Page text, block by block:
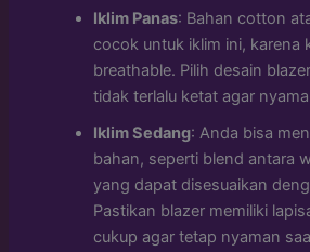
Iklim Panas: Bahan cotton
cocok untuk iklim ini, karena
breathable. Pilih desain
tidak terlalu ketat agar
Iklim Sedang: Anda bisa
bahan, seperti blend antara
yang dapat disesuaikan
Pastikan blazer memiliki
cukup agar tetap nyaman